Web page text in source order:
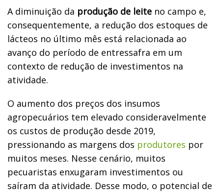
A diminuição da produção de leite no campo e,
consequentemente, a redução dos estoques de
lácteos no último mês está relacionada ao
avanço do período de entressafra em um
contexto de redução de investimentos na
atividade.
O aumento dos preços dos insumos
agropecuários tem elevado consideravelmente
os custos de produção desde 2019,
pressionando as margens dos produtores por
muitos meses. Nesse cenário, muitos
pecuaristas enxugaram investimentos ou
saíram da atividade. Desse modo, o potencial de